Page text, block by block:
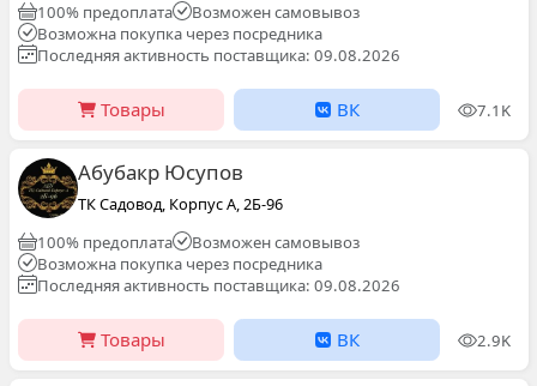
100% предоплата
Возможен самовывоз
Возможна покупка через посредника
Последняя активность поставщика: 09.08.2026
Товары ВК 7.1K
Абубакр Юсупов
ТК Садовод, Корпус А, 2Б-96
100% предоплата
Возможен самовывоз
Возможна покупка через посредника
Последняя активность поставщика: 09.08.2026
Товары ВК 2.9K